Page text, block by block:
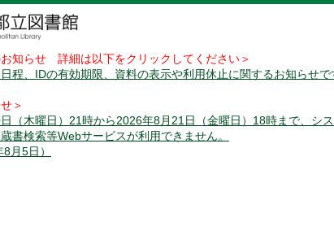
お知らせ 詳細は以下をクリックしてください＞
程、IDの有効期限、資料の表示や利用休止に関するお知らせで
＞
日（木曜日）21時から2026年8月21日（金曜日）18時まで、シ
書検索等Webサービスが利用できません。
月5日）